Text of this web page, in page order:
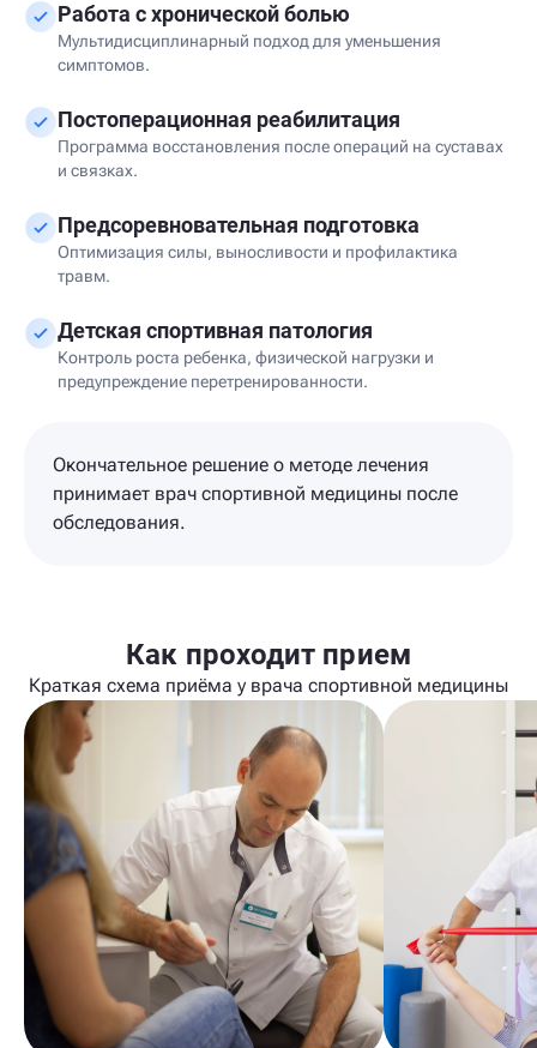
Работа с хронической болью
Мультидисциплинарный подход для уменьшения
симптомов.
Постоперационная реабилитация
Программа восстановления после операций на суставах
и связках.
Предсоревновательная подготовка
Оптимизация силы, выносливости и профилактика
травм.
Детская спортивная патология
Контроль роста ребенка, физической нагрузки и
предупреждение перетренированности.
Окончательное решение о методе лечения
принимает врач спортивной медицины после
обследования.
Как проходит прием
Краткая схема приёма у врача спортивной медицины